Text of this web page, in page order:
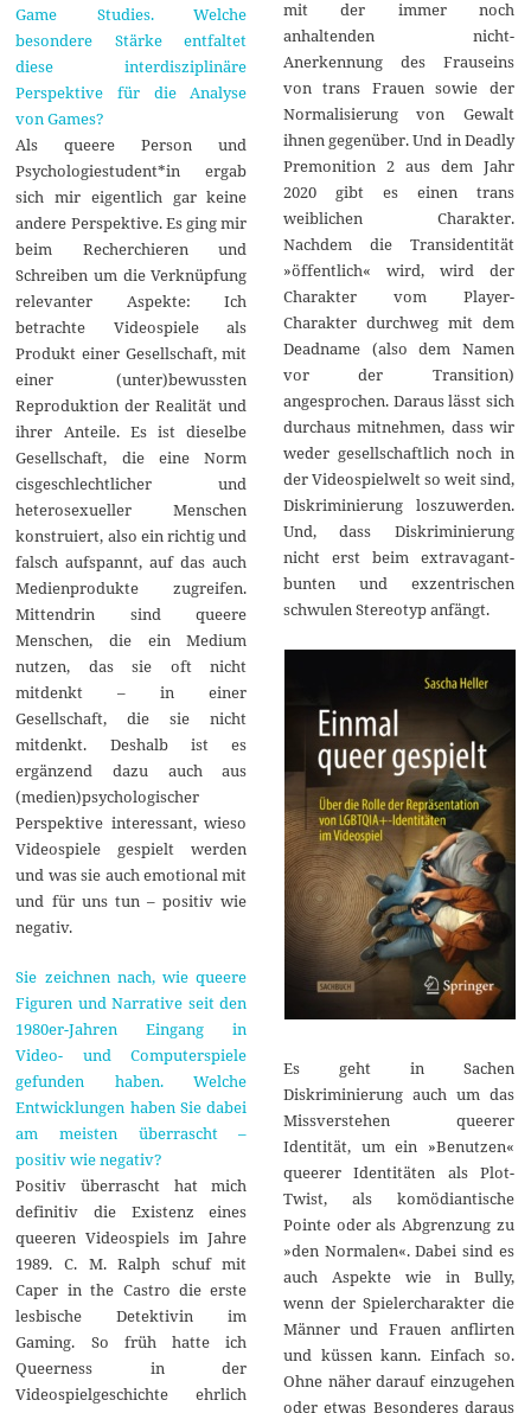
Game Studies. Welche
besondere Stärke entfaltet
diese interdisziplinäre
Perspektive für die Analyse
von Games?
Als queere Person und
Psychologiestudent*in ergab
sich mir eigentlich gar keine
andere Perspektive. Es ging mir
beim Recherchieren und
Schreiben um die Verknüpfung
relevanter Aspekte: Ich
betrachte Videospiele als
Produkt einer Gesellschaft, mit
einer (unter)bewussten
Reproduktion der Realität und
ihrer Anteile. Es ist dieselbe
Gesellschaft, die eine Norm
cisgeschlechtlicher und
heterosexueller Menschen
konstruiert, also ein richtig und
falsch aufspannt, auf das auch
Medienprodukte zugreifen.
Mittendrin sind queere
Menschen, die ein Medium
nutzen, das sie oft nicht
mitdenkt – in einer
Gesellschaft, die sie nicht
mitdenkt. Deshalb ist es
ergänzend dazu auch aus
(medien)psychologischer
Perspektive interessant, wieso
Videospiele gespielt werden
und was sie auch emotional mit
und für uns tun – positiv wie
negativ.
Sie zeichnen nach, wie queere
Figuren und Narrative seit den
1980er-Jahren Eingang in
Video- und Computerspiele
gefunden haben. Welche
Entwicklungen haben Sie dabei
am meisten überrascht –
positiv wie negativ?
Positiv überrascht hat mich
definitiv die Existenz eines
queeren Videospiels im Jahre
1989. C. M. Ralph schuf mit
Caper in the Castro die erste
lesbische Detektivin im
Gaming. So früh hatte ich
Queerness in der
Videospielgeschichte ehrlich
mit der immer noch
anhaltenden nicht-
Anerkennung des Frauseins
von trans Frauen sowie der
Normalisierung von Gewalt
ihnen gegenüber. Und in Deadly
Premonition 2 aus dem Jahr
2020 gibt es einen trans
weiblichen Charakter.
Nachdem die Transidentität
»öffentlich« wird, wird der
Charakter vom Player-
Charakter durchweg mit dem
Deadname (also dem Namen
vor der Transition)
angesprochen. Daraus lässt sich
durchaus mitnehmen, dass wir
weder gesellschaftlich noch in
der Videospielwelt so weit sind,
Diskriminierung loszuwerden.
Und, dass Diskriminierung
nicht erst beim extravagant-
bunten und exzentrischen
schwulen Stereotyp anfängt.
Es geht in Sachen
Diskriminierung auch um das
Missverstehen queerer
Identität, um ein »Benutzen«
queerer Identitäten als Plot-
Twist, als komödiantische
Pointe oder als Abgrenzung zu
»den Normalen«. Dabei sind es
auch Aspekte wie in Bully,
wenn der Spielercharakter die
Männer und Frauen anflirten
und küssen kann. Einfach so.
Ohne näher darauf einzugehen
oder etwas Besonderes daraus